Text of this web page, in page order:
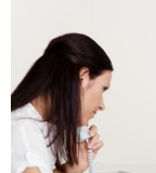
Z-MVZ
Personal-
Management
Ängste,